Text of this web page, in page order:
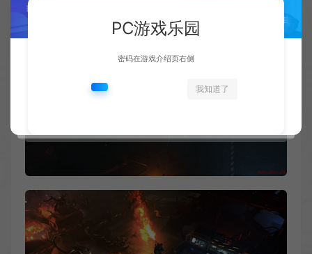
PC游戏乐园
密码在游戏介绍页右侧
我知道了